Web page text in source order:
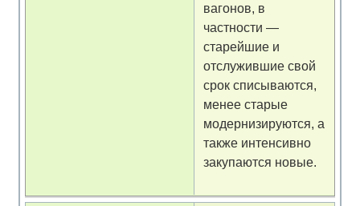
вагонов, в
частности —
старейшие и
отслужившие свой
срок списываются,
менее старые
модернизируются, а
также интенсивно
закупаются новые.